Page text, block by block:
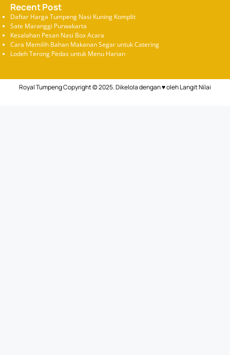
Recent Post
Daftar Harga Tumpeng Nasi Kuning Komplit
Sate Maranggi Purwakarta
Kesalahan Pesan Nasi Box Acara
Cara Memilih Bahan Makanan Segar untuk Catering
Lodeh Terong Pedas untuk Menu Harian
Royal Tumpeng Copyright © 2025. Dikelola dengan ♥ olehLangit Nilai